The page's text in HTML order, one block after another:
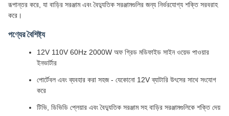
রূপান্তর করে, যা বাড়ির সরঞ্জাম এবং বৈদ্যুতিক সরঞ্জামগুলির জন্য নির্ভরযোগ্য শক্তি সরবরাহ
করে।
পণ্যের বৈশিষ্ট্য
12V 110V 60Hz 2000W অফ গ্রিড মডিফাইড সাইন ওয়েভ পাওয়ার
ইনভার্টার
পোর্টেবল এবং ব্যবহার করা সহজ - যেকোনো 12V ব্যাটারি উৎসের সাথে সংযোগ
করে
টিভি, ডিভিডি প্লেয়ার এবং বৈদ্যুতিক সরঞ্জাম সহ বাড়ির সরঞ্জামগুলিকে শক্তি দেয়